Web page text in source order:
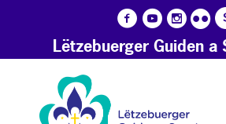
Lëtzebuerger Guiden a